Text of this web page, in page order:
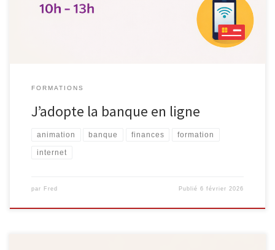
votre ordinateur, votre tablette ou votre smartphone. Mais
comment […]
FORMATIONS
J’adopte la banque en ligne
animation banque finances formation
internet
par Fred Publié6 février 2026